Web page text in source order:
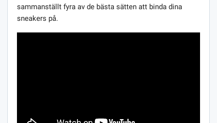
sammanställt fyra av de bästa sätten att binda dina
sneakers på.